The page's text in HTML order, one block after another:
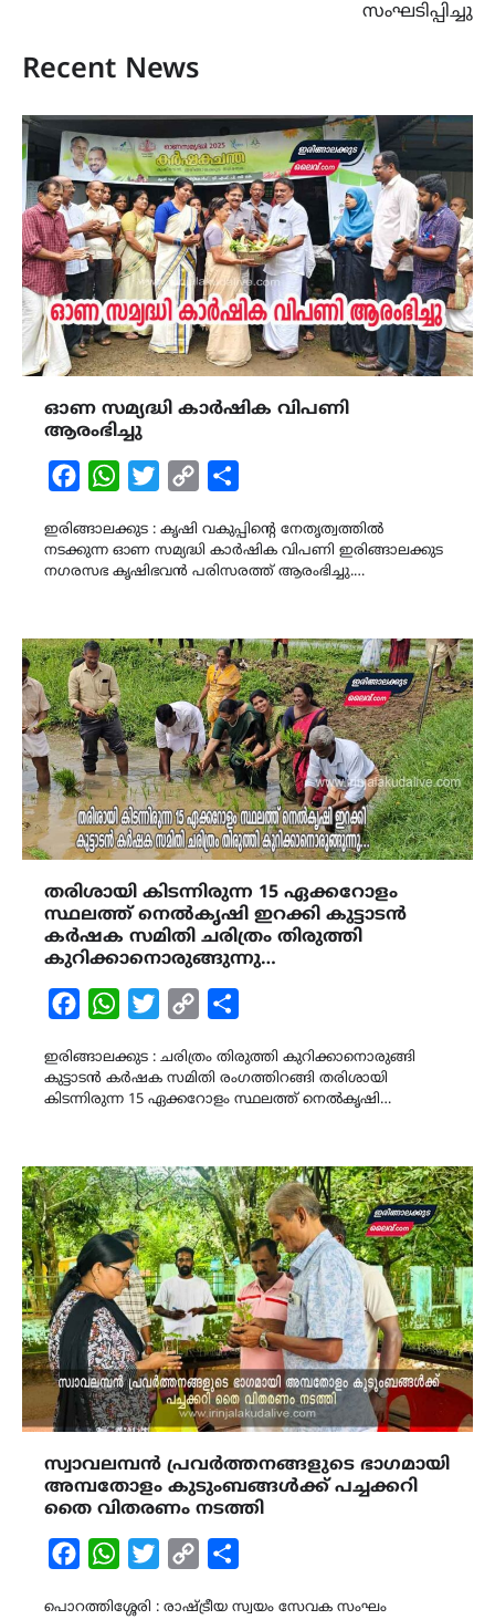
സംഘടിപ്പിച്ചു
Recent News
ഓണ സമ്യദ്ധി കാർഷിക വിപണി
ആരംഭിച്ചു
FacebookWhatsAppTwitterCopy
ഇരിങ്ങാലക്കുട : കൃഷി വകുപ്പിൻ്റെ നേതൃത്വത്തിൽ
നടക്കുന്ന ഓണ സമ്യദ്ധി കാർഷിക വിപണി ഇരിങ്ങാലക്കുട
നഗരസഭ കൃഷിഭവൻ പരിസരത്ത് ആരംഭിച്ചു.…
തരിശായി കിടന്നിരുന്ന 15 ഏക്കറോളം
സ്ഥലത്ത് നെൽകൃഷി ഇറക്കി കുട്ടാടൻ
കർഷക സമിതി ചരിത്രം തിരുത്തി
കുറിക്കാനൊരുങ്ങുന്നു…
FacebookWhatsAppTwitterCopy
ഇരിങ്ങാലക്കുട : ചരിത്രം തിരുത്തി കുറിക്കാനൊരുങ്ങി
കുട്ടാടൻ കർഷക സമിതി രംഗത്തിറങ്ങി തരിശായി
കിടന്നിരുന്ന 15 ഏക്കറോളം സ്ഥലത്ത് നെൽകൃഷി…
സ്വാവലമ്പൻ പ്രവർത്തനങ്ങളുടെ ഭാഗമായി
അമ്പതോളം കുടുംബങ്ങൾക്ക് പച്ചക്കറി
തൈ വിതരണം നടത്തി
FacebookWhatsAppTwitterCopy
പൊറത്തിശ്ശേരി : രാഷ്ട്രീയ സ്വയം സേവക സംഘം